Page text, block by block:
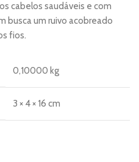
cabelos saudáveis e com
busca um ruivo acobreado
fios.
0,10000 kg
3 × 4 × 16 cm